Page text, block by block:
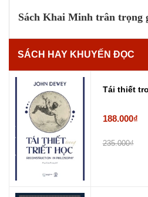
Sách Khai Minh trân trọng
SÁCH HAY KHUYẾN ĐỌC
Tái thiết
188.000₫
235.000₫